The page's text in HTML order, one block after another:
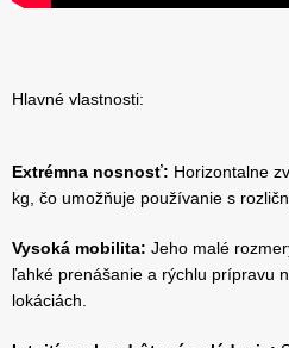
Hlavné vlastnosti:
Extrémna nosnosť: Horizontalne
kg, čo umožňuje používanie s
Vysoká mobilita: Jeho malé
ľahké prenášanie a rýchlu prípravu
lokáciách.